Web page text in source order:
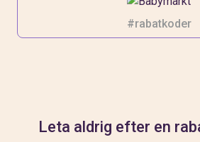
#rabatkoder
Leta aldrig efter en